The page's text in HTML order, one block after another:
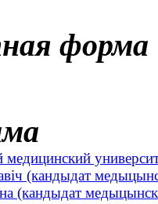
форма
медицинский
(кандыдат
(кандыдат